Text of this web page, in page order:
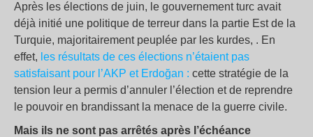
Après les élections de juin, le gouvernement turc avait
déjà initié une politique de terreur dans la partie Est de la
Turquie, majoritairement peuplée par les kurdes, . En
effet, les résultats de ces élections n’étaient pas
satisfaisant pour l’AKP et Erdoğan : cette stratégie de la
tension leur a permis d’annuler l’élection et de reprendre
le pouvoir en brandissant la menace de la guerre civile.
Mais ils ne sont pas arrêtés après l’échéance